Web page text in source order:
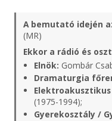
A bemutató idején
(MR)
Ekkor a rádió és
Elnök: Gombár
Dramaturgia
(1975-1994);
Gyerekosztály /